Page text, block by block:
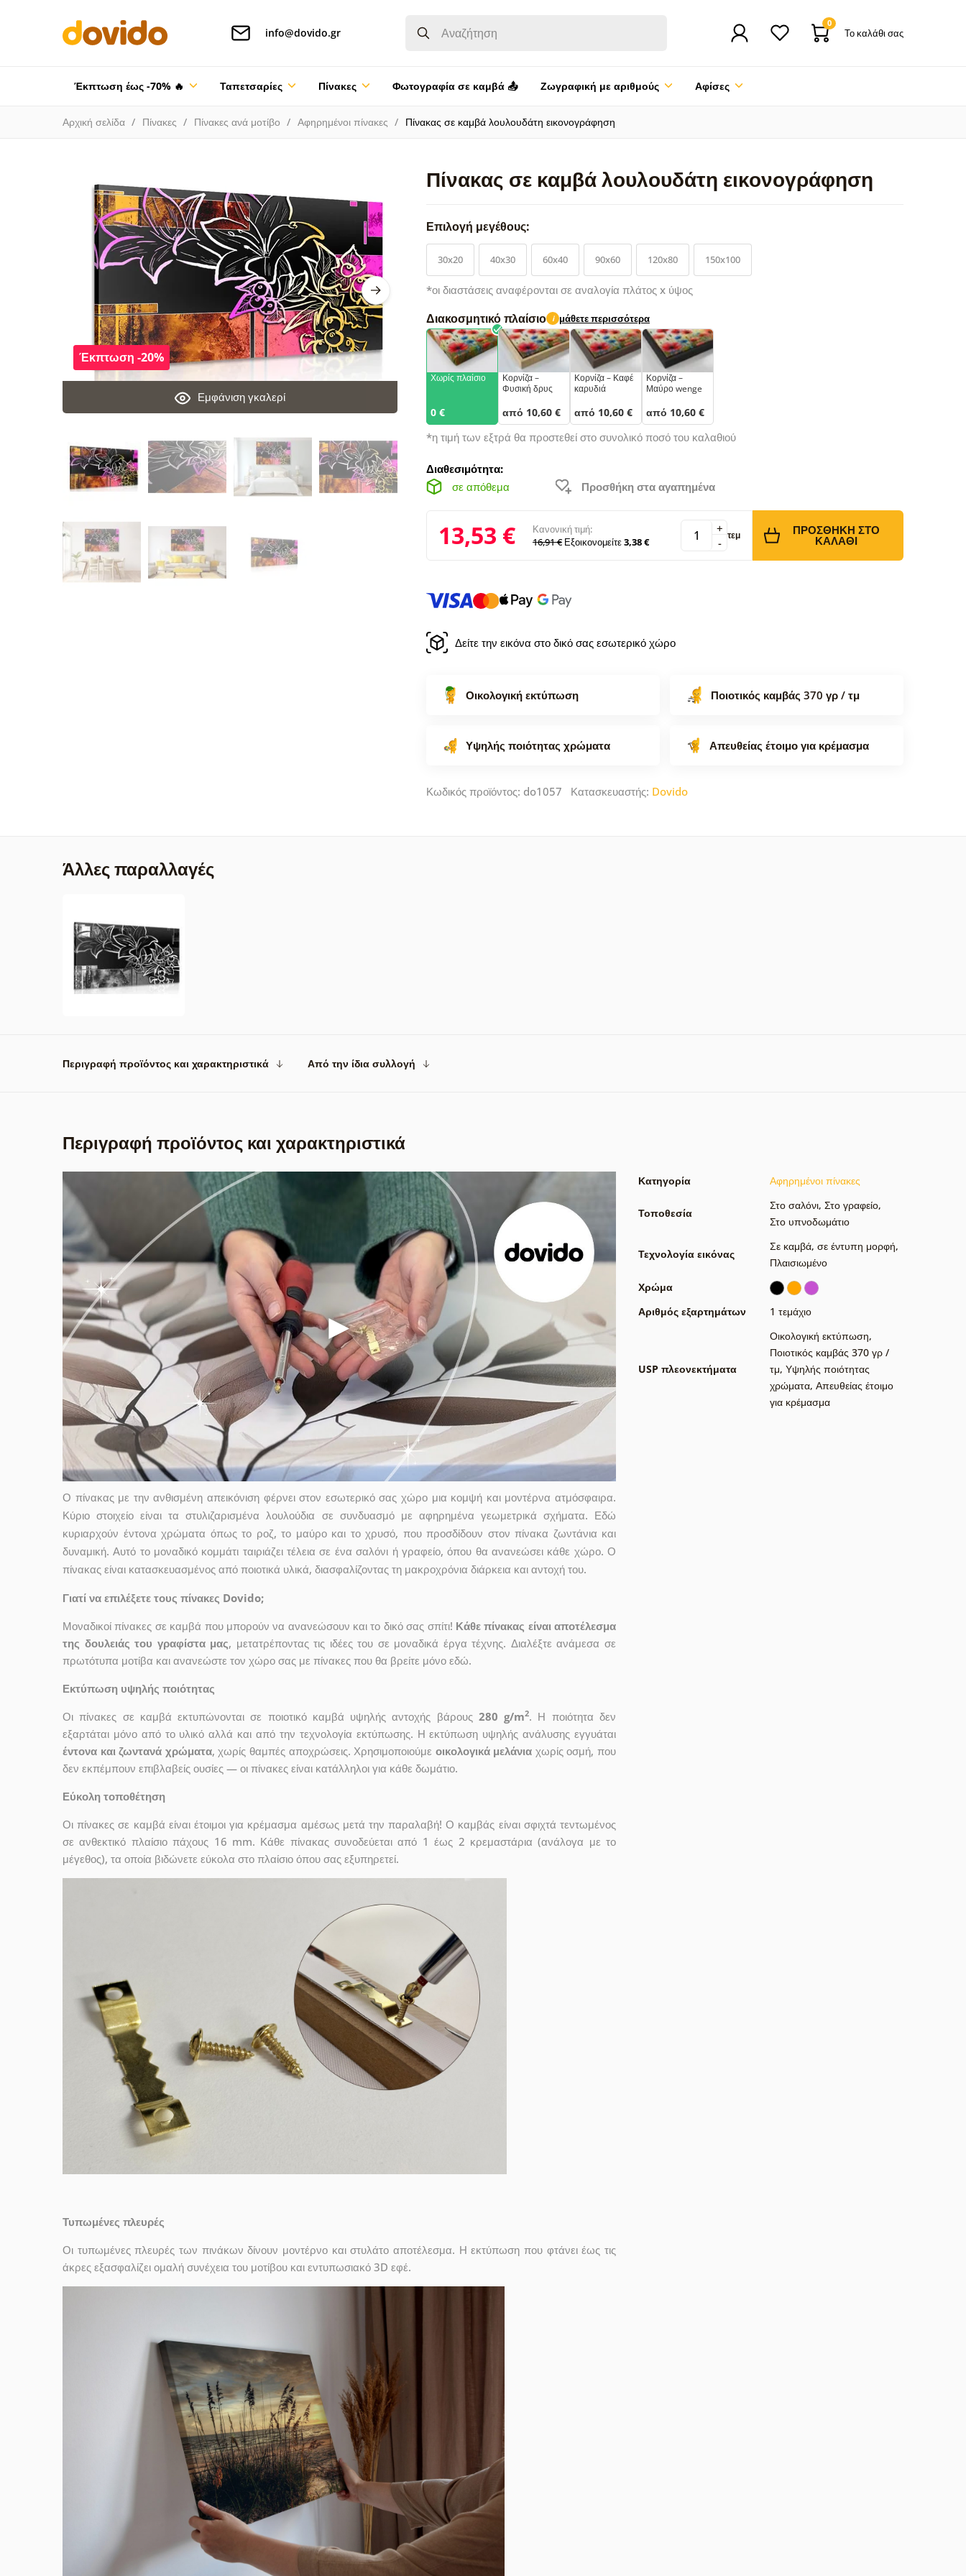
info@dovido.gr
0
Το καλάθι σας
Έκπτωση έως -70% 🔥 Ταπετσαρίες Πίνακες Φωτογραφία σε καμβά 📤 Ζωγραφική με αριθμούς Αφίσες
Αρχική σελίδα Πίνακες Πίνακες ανά μοτίβο Αφηρημένοι πίνακες Πίνακας σε καμβά λουλουδάτη εικονογράφηση
Πίνακας σε καμβά λουλουδάτη εικονογράφηση
Εμφάνιση γκαλερί
Έκπτωση -20%
Επιλογή μεγέθους:
30x20 40x30 60x40 90x60 120x80 150x100
*οι διαστάσεις αναφέρονται σε αναλογία πλάτος x ύψος
Διακοσμητικό πλαίσιο i μάθετε περισσότερα
Χωρίς πλαίσιο
0 €
Κορνίζα –
Φυσική δρυς
από 10,60 €
Κορνίζα – Καφέ
καρυδιά
από 10,60 €
Κορνίζα –
Μαύρο wenge
από 10,60 €
*η τιμή των εξτρά θα προστεθεί στο συνολικό ποσό του καλαθιού
Διαθεσιμότητα:
σε απόθεμα
Προσθήκη στα αγαπημένα
13,53 €
Κανονική τιμή:
16,91 € Εξοικονομείτε3,38 € -
+ τεμ ΠΡΟΣΘΉΚΗ ΣΤΟ
ΚΑΛΆΘΙ
Δείτε την εικόνα στο δικό σας εσωτερικό χώρο
Οικολογική εκτύπωση Ποιοτικός καμβάς 370 γρ / τμ
Υψηλής ποιότητας χρώματα Απευθείας έτοιμο για κρέμασμα
Κωδικός προϊόντος: do1057 Κατασκευαστής: Dovido
Άλλες παραλλαγές
Περιγραφή προϊόντος και χαρακτηριστικά Από την ίδια συλλογή
Περιγραφή προϊόντος και χαρακτηριστικά
Ο πίνακας με την ανθισμένη απεικόνιση φέρνει στον εσωτερικό σας χώρο μια κομψή και μοντέρνα ατμόσφαιρα.
Κύριο στοιχείο είναι τα στυλιζαρισμένα λουλούδια σε συνδυασμό με αφηρημένα γεωμετρικά σχήματα. Εδώ
κυριαρχούν έντονα χρώματα όπως το ροζ, το μαύρο και το χρυσό, που προσδίδουν στον πίνακα ζωντάνια και
δυναμική. Αυτό το μοναδικό κομμάτι ταιριάζει τέλεια σε ένα σαλόνι ή γραφείο, όπου θα ανανεώσει κάθε χώρο. Ο
πίνακας είναι κατασκευασμένος από ποιοτικά υλικά, διασφαλίζοντας τη μακροχρόνια διάρκεια και αντοχή του.
Γιατί να επιλέξετε τους πίνακες Dovido;
Μοναδικοί πίνακες σε καμβά που μπορούν να ανανεώσουν και το δικό σας σπίτι! Κάθε πίνακας είναι αποτέλεσμα
της δουλειάς του γραφίστα μας, μετατρέποντας τις ιδέες του σε μοναδικά έργα τέχνης. Διαλέξτε ανάμεσα σε
πρωτότυπα μοτίβα και ανανεώστε τον χώρο σας με πίνακες που θα βρείτε μόνο εδώ.
Εκτύπωση υψηλής ποιότητας
Οι πίνακες σε καμβά εκτυπώνονται σε ποιοτικό καμβά υψηλής αντοχής βάρους 280 g/m2. Η ποιότητα δεν
εξαρτάται μόνο από το υλικό αλλά και από την τεχνολογία εκτύπωσης. Η εκτύπωση υψηλής ανάλυσης εγγυάται
έντονα και ζωντανά χρώματα, χωρίς θαμπές αποχρώσεις. Χρησιμοποιούμε οικολογικά μελάνια χωρίς οσμή, που
δεν εκπέμπουν επιβλαβείς ουσίες — οι πίνακες είναι κατάλληλοι για κάθε δωμάτιο.
Εύκολη τοποθέτηση
Οι πίνακες σε καμβά είναι έτοιμοι για κρέμασμα αμέσως μετά την παραλαβή! Ο καμβάς είναι σφιχτά τεντωμένος
σε ανθεκτικό πλαίσιο πάχους 16 mm. Κάθε πίνακας συνοδεύεται από 1 έως 2 κρεμαστάρια (ανάλογα με το
μέγεθος), τα οποία βιδώνετε εύκολα στο πλαίσιο όπου σας εξυπηρετεί.
Τυπωμένες πλευρές
Οι τυπωμένες πλευρές των πινάκων δίνουν μοντέρνο και στυλάτο αποτέλεσμα. Η εκτύπωση που φτάνει έως τις
άκρες εξασφαλίζει ομαλή συνέχεια του μοτίβου και εντυπωσιακό 3D εφέ.
Κατηγορία Αφηρημένοι πίνακες
Τοποθεσία
Στο σαλόνι, Στο γραφείο,
Στο υπνοδωμάτιο
Τεχνολογία εικόνας
Σε καμβά, σε έντυπη μορφή,
Πλαισιωμένο
Χρώμα
Αριθμός εξαρτημάτων
1 τεμάχιο
USP πλεονεκτήματα
Οικολογική εκτύπωση,
Ποιοτικός καμβάς 370 γρ /
τμ, Υψηλής ποιότητας
χρώματα, Απευθείας έτοιμο
για κρέμασμα